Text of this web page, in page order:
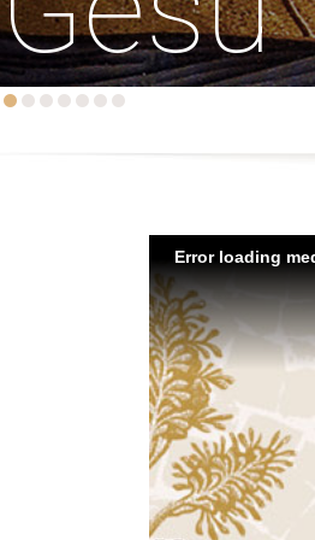
Error loading